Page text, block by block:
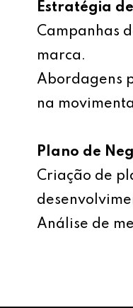
Estratégia
Campanhas
marca.
Abordagens
na
Plano de
Criação de
Análise de